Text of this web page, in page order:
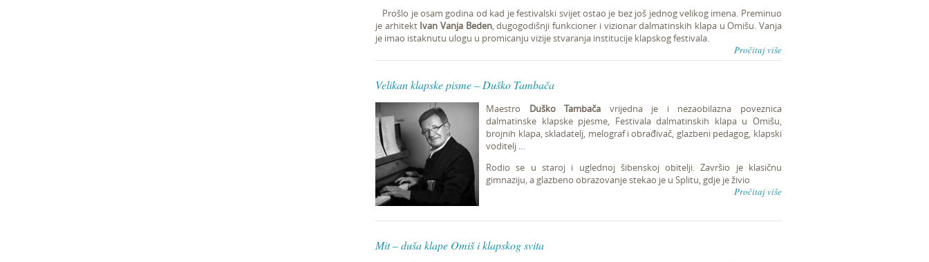
Prošlo je osam godina od kad je festivalski svijet ostao je bez još jednog velikog imena. Preminuo
je arhitekt Ivan Vanja Beden, dugogodišnji funkcioner i vizionar dalmatinskih klapa u Omišu. Vanja
je imao istaknutu ulogu u promicanju vizije stvaranja institucije klapskog festivala.
Pročitaj više
Velikan klapske pisme – Duško Tambača
Maestro Duško Tambača vrijedna je i nezaobilazna poveznica
dalmatinske klapske pjesme, Festivala dalmatinskih klapa u Omišu,
brojnih klapa, skladatelj, melograf i obrađivač, glazbeni pedagog, klapski
voditelj …
Rodio se u staroj i uglednoj šibenskoj obitelji. Završio je klasičnu
gimnaziju, a glazbeno obrazovanje stekao je u Splitu, gdje je živio
Pročitaj više
Mit – duša klape Omiš i klapskog svita